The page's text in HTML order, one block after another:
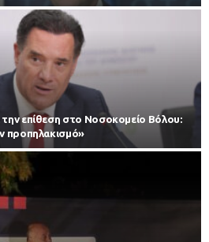
επίθεση στο Νοσοκομείο Βόλου:
προπηλακισμό»